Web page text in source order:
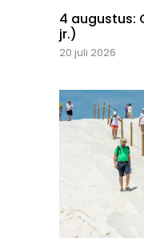
4 augustus:
jr.)
20 juli 2026